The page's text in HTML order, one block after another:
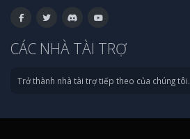
CÁC NHÀ TÀI TRỢ
Trở thành nhà tài trợ tiếp theo của chúng tôi.